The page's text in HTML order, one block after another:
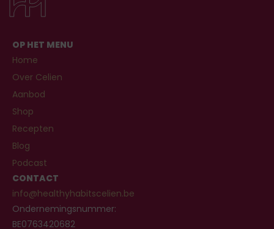
OP HET MENU
Home
Over Celien
Aanbod
Shop
Recepten
Blog
Podcast
CONTACT
info@healthyhabitscelien.be
Ondernemingsnummer:
BE0763420682